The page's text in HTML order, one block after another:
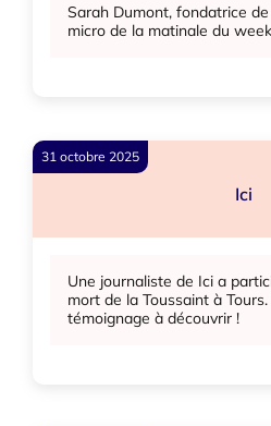
Sarah Dumont, fondatrice
micro de la matinale du
31 octobre 2025
Ici
Une journaliste de Ici a
mort de la Toussaint à
témoignage à découvrir !